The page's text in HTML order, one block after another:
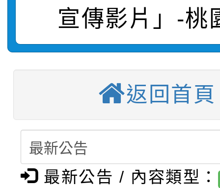
畫影片一案
劇比賽實施要點」及修
表
轉知：桃園市115年度
敬師藝文競賽』實施計
【甄選結果(第11招)】
學年度第1學期第7次代
結果(第11招)
【甄選結果(第3招)】
學年度第1學期第9次
結果(第3招)
【甄選結果(第4招)】
學年度第1學期第9次代
結果(第4招)
【甄選結果(第12招)】
學年度第1學期第7次代
結果(第12招)
轉知：桃園市115學年
賽及師生本土語及新住
轉知：「桃園市115學
宣傳影片」-桃
返回首頁
最新公告 / 內容類型：